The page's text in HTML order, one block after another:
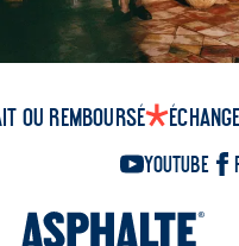
ou remboursé
YouTube